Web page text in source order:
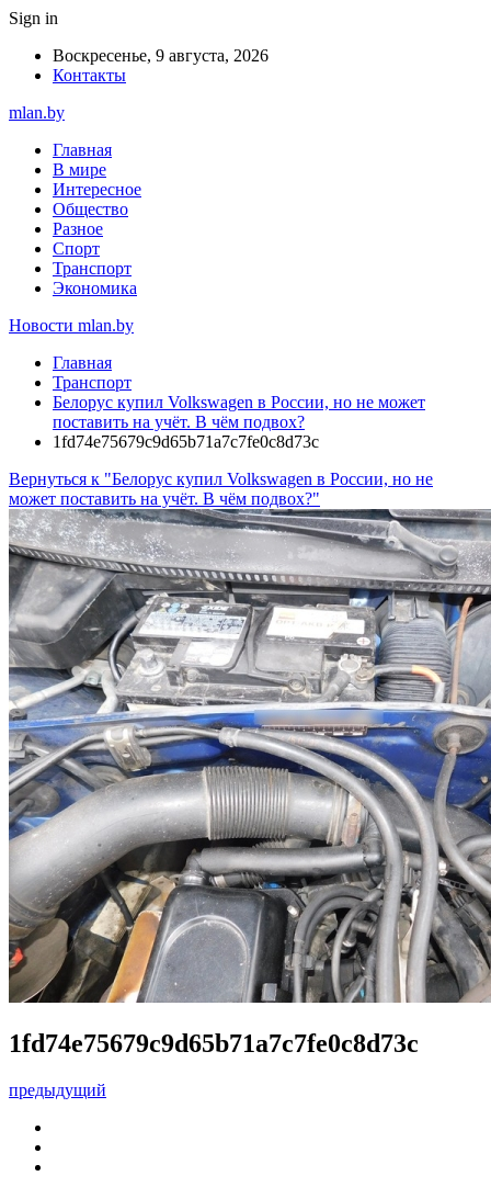
Sign in
Воскресенье, 9 августа, 2026
Контакты
mlan.by
Главная
В мире
Интересное
Общество
Разное
Спорт
Транспорт
Экономика
Новости mlan.by
Главная
Транспорт
Белорус купил Volkswagen в России, но не может
поставить на учёт. В чём подвох?
1fd74e75679c9d65b71a7c7fe0c8d73c
Вернуться к "Белорус купил Volkswagen в России, но не
может поставить на учёт. В чём подвох?"
1fd74e75679c9d65b71a7c7fe0c8d73c
предыдущий